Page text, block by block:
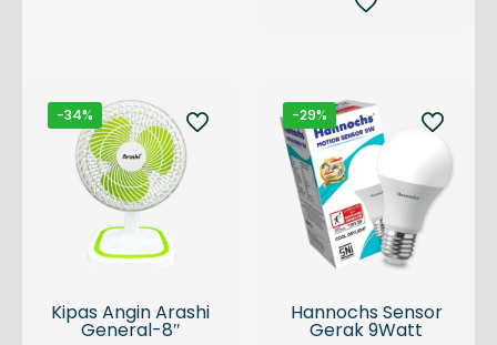
-34%
Kipas Angin Arashi
General-8″
-29%
Hannochs Sensor
Gerak 9Watt